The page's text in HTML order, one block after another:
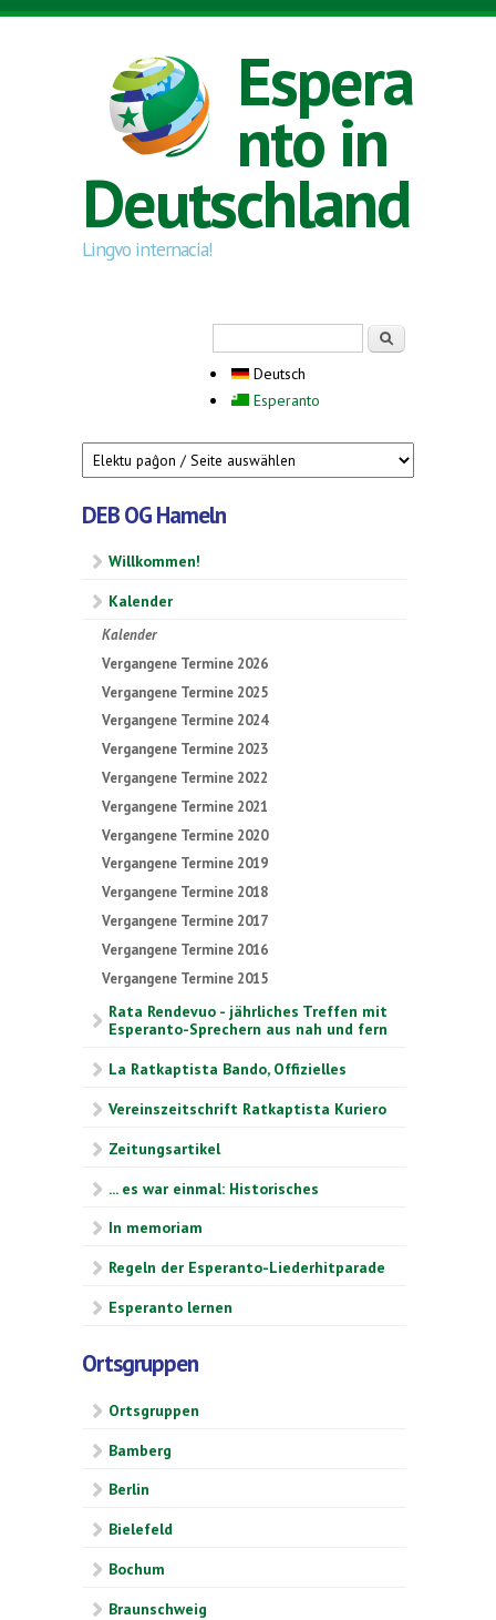
Direkt zum Inhalt
Espera
nto in
Deutschland
Lingvo internacia!
Deutsch
Esperanto
DEB OG Hameln
Willkommen!
Kalender
Kalender
Vergangene Termine 2026
Vergangene Termine 2025
Vergangene Termine 2024
Vergangene Termine 2023
Vergangene Termine 2022
Vergangene Termine 2021
Vergangene Termine 2020
Vergangene Termine 2019
Vergangene Termine 2018
Vergangene Termine 2017
Vergangene Termine 2016
Vergangene Termine 2015
Rata Rendevuo - jährliches Treffen mit
Esperanto-Sprechern aus nah und fern
La Ratkaptista Bando, Offizielles
Vereinszeitschrift Ratkaptista Kuriero
Zeitungsartikel
... es war einmal: Historisches
In memoriam
Regeln der Esperanto-Liederhitparade
Esperanto lernen
Ortsgruppen
Ortsgruppen
Bamberg
Berlin
Bielefeld
Bochum
Braunschweig